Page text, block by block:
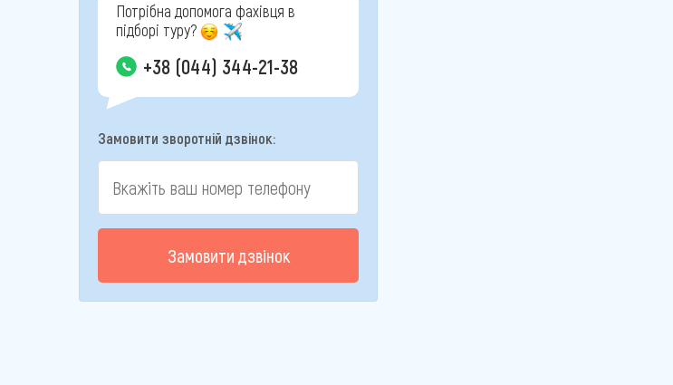
Потрібна допомога фахівця в
підборі туру?
+38 (044) 344-21-38
Замовити зворотній дзвінок:
Замовити дзвінок